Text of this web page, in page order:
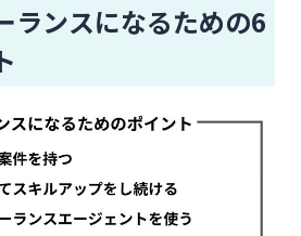
ランスになるための6